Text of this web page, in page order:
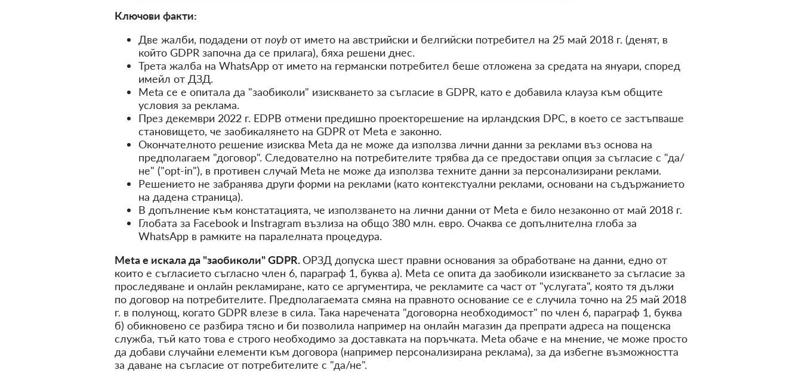
Ключови факти:
Две жалби, подадени от noyb от името на австрийски и белгийски потребител на 25 май 2018 г. (денят, в
който GDPR започна да се прилага), бяха решени днес.
Трета жалба на WhatsApp от името на германски потребител беше отложена за средата на януари, според
имейл от ДЗД.
Meta се е опитала да "заобиколи" изискването за съгласие в GDPR, като е добавила клауза към общите
условия за реклама.
През декември 2022 г. EDPB отмени предишно проекторешение на ирландския DPC, в което се застъпваше
становището, че заобикалянето на GDPR от Meta е законно.
Окончателното решение изисква Meta да не може да използва лични данни за реклами въз основа на
предполагаем "договор". Следователно на потребителите трябва да се предостави опция за съгласие с "да/
не" ("opt-in"), в противен случай Meta не може да използва техните данни за персонализирани реклами.
Решението не забранява други форми на реклами (като контекстуални реклами, основани на съдържанието
на дадена страница).
В допълнение към констатацията, че използването на лични данни от Meta е било незаконно от май 2018 г.
Глобата за Facebook и Instragram възлиза на общо 380 млн. евро. Очаква се допълнителна глоба за
WhatsApp в рамките на паралелната процедура.
Meta е искала да "заобиколи" GDPR.ОРЗД допуска шест правни основания за обработване на данни, едно от
които е съгласието съгласно член 6, параграф 1, буква а). Meta се опита да заобиколи изискването за съгласие за
проследяване и онлайн рекламиране, като се аргументира, че рекламите са част от "услугата", която тя дължи
по договор на потребителите. Предполагаемата смяна на правното основание се е случила точно на 25 май 2018
г. в полунощ, когато GDPR влезе в сила. Така наречената "договорна необходимост" по член 6, параграф 1, буква
б) обикновено се разбира тясно и би позволила например на онлайн магазин да препрати адреса на пощенска
служба, тъй като това е строго необходимо за доставката на поръчката. Meta обаче е на мнение, че може просто
да добави случайни елементи към договора (например персонализирана реклама), за да избегне възможността
за даване на съгласие от потребителите с "да/не".